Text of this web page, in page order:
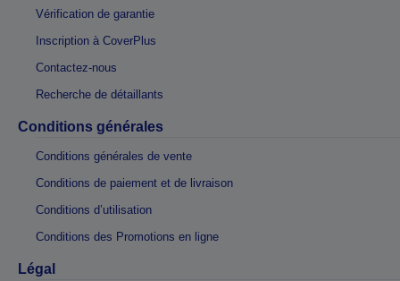
Vérification de garantie
Inscription à CoverPlus
Contactez-nous
Recherche de détaillants
Conditions générales
Conditions générales de vente
Conditions de paiement et de livraison
Conditions d’utilisation
Conditions des Promotions en ligne
Légal